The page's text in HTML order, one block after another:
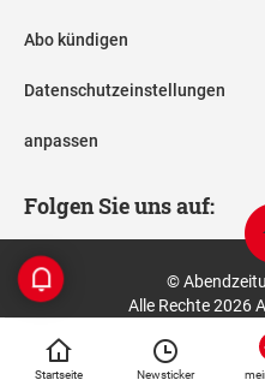
Startseite Newsticker
Abo kündigen
Datenschutzeinstellungen
anpassen
Folgen Sie uns auf:
©
Alle Rechte 2026